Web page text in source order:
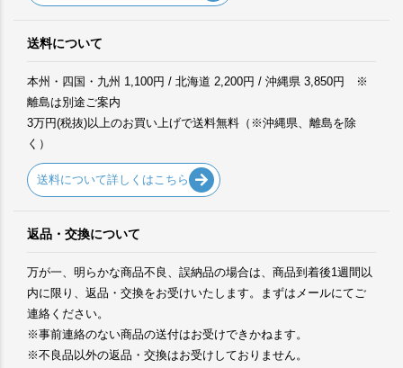
送料について
本州・四国・九州 1,100円 / 北海道 2,200円 / 沖縄県 3,850円 ※
離島は別途ご案内
3万円(税抜)以上のお買い上げで送料無料（※沖縄県、離島を除
く）
送料について詳しくはこちら
返品・交換について
万が一、明らかな商品不良、誤納品の場合は、商品到着後1週間以
内に限り、返品・交換をお受けいたします。まずはメールにてご
連絡ください。
※事前連絡のない商品の送付はお受けできかねます。
※不良品以外の返品・交換はお受けしておりません。